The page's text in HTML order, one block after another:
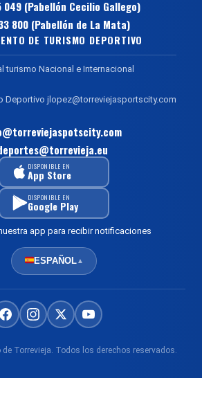
049 (Pabellón Cecilio Gallego)
800 (Pabellón de La Mata)
DE TURISMO DEPORTIVO
turismo Nacional e Internacional
Deportivo jlopez@torreviejasportscity.com
DISPONIBLE EN
App Store
DISPONIBLE EN
Google Play
app para recibir notificaciones
ESPAÑOL▲
Torrevieja. Todos los derechos reservados.